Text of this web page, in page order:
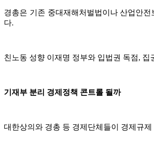
경총은 기존 중대재해처벌법이나 산업안
다.
친노동 성향 이재명 정부와 입법권 독점,
기재부 분리 경제정책 콘트롤 될까
대한상의와 경총 등 경제단체들이 경제규